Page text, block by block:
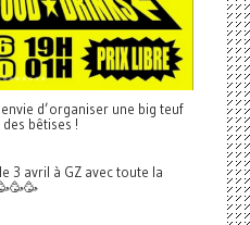
d’organiser une big teuf
bêtises !
3 avril à GZ avec toute la